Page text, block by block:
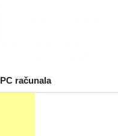
PC računala